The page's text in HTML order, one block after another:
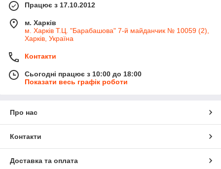
Працює з 17.10.2012
м. Харків
м. Харків Т.Ц. "Барабашова" 7-й майданчик № 10059 (2),
Харків, Україна
Контакти
Сьогодні працює з 10:00 до 18:00
Показати весь графік роботи
Про нас
Контакти
Доставка та оплата